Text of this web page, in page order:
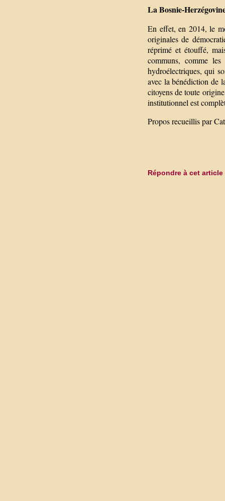
La Bosnie-
En effet, en 2014, le
originales de
réprimé et étouffé,
communs, comme les
hydroélectriques, qui
avec la bénédiction de
citoyens de toute
institutionnel est
Propos recueillis par
Répondre à cet article